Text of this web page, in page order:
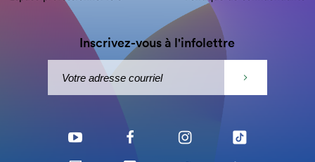
Inscrivez-vous à l'infolettre